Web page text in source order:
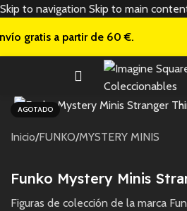
Skip to navigation Skip to main
gratis a partir de 60 €.
AGOTADO
Inicio/FUNKO/MYSTERY MINIS
Funko Mystery Minis
Figuras de colección de la marca